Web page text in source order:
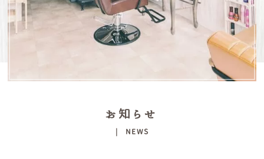
お知らせ
| NEWS